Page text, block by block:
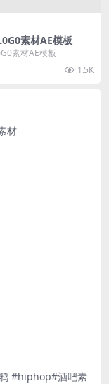
素材AE模板
素材AE模板
1.5K
材
#hiphop#酒吧素